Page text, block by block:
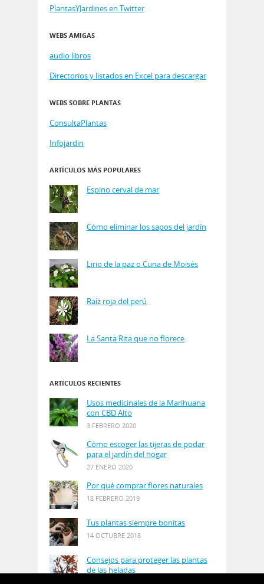
PlantasYJardines en Twitter
WEBS AMIGAS
audio libros
Directorios y listados en Excel para descargar
WEBS SOBRE PLANTAS
ConsultaPlantas
Infojardin
ARTÍCULOS MÁS POPULARES
Espino cerval de mar
Cómo eliminar los sapos del jardín
Lirio de la paz o Cuna de Moisés
Raíz roja del perú
La Santa Rita que no florece
ARTÍCULOS RECIENTES
Usos medicinales de la Marihuana
con CBD Alto
3 FEBRERO 2020
Cómo escoger las tijeras de podar
para el jardín del hogar
27 ENERO 2020
Por qué comprar flores naturales
18 FEBRERO 2019
Tus plantas siempre bonitas
14 OCTUBRE 2018
Consejos para proteger las plantas
de las heladas